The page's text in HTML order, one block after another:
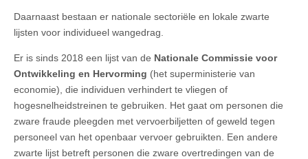
Daarnaast bestaan er nationale sectoriële en lokale zwarte
lijsten voor individueel wangedrag.
Er is sinds 2018 een lijst van de Nationale Commissie voor
Ontwikkeling en Hervorming (het superministerie van
economie), die individuen verhindert te vliegen of
hogesnelheidstreinen te gebruiken. Het gaat om personen die
zware fraude pleegden met vervoerbiljetten of geweld tegen
personeel van het openbaar vervoer gebruikten. Een andere
zwarte lijst betreft personen die zware overtredingen van de